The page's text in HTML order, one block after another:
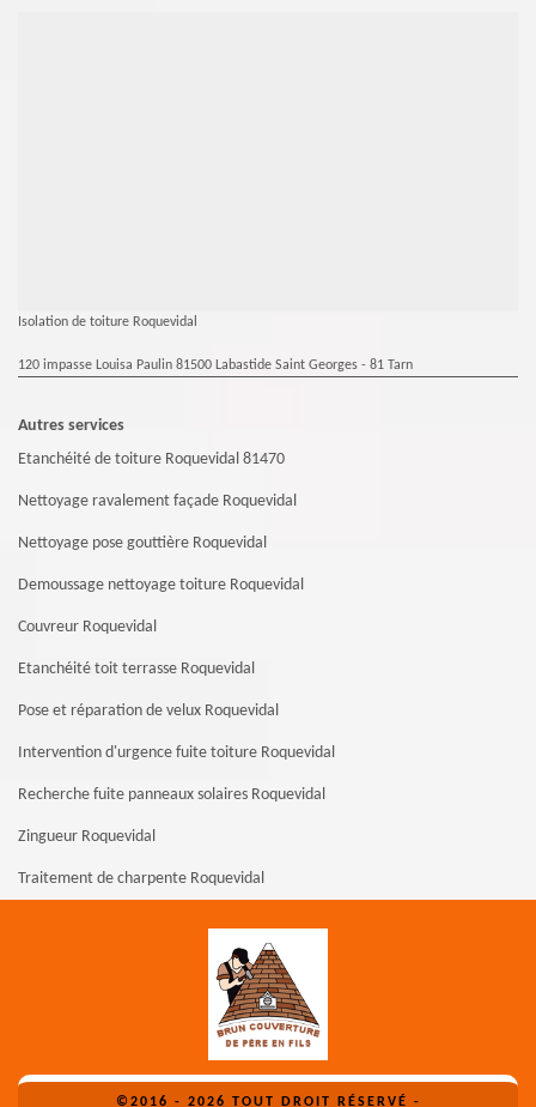
Isolation de toiture Roquevidal
120 impasse Louisa Paulin 81500 Labastide Saint Georges - 81 Tarn
Autres services
Etanchéité de toiture Roquevidal 81470
Nettoyage ravalement façade Roquevidal
Nettoyage pose gouttière Roquevidal
Demoussage nettoyage toiture Roquevidal
Couvreur Roquevidal
Etanchéité toit terrasse Roquevidal
Pose et réparation de velux Roquevidal
Intervention d'urgence fuite toiture Roquevidal
Recherche fuite panneaux solaires Roquevidal
Zingueur Roquevidal
Traitement de charpente Roquevidal
©2016 - 2026 TOUT DROIT RÉSERVÉ -